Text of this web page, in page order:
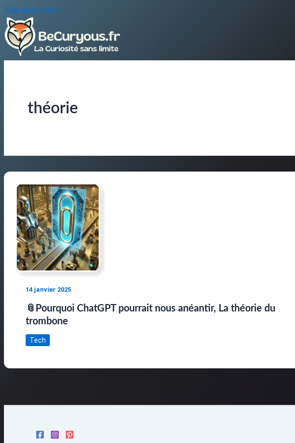
Aller au contenu
théorie
14 janvier 2025
📎Pourquoi ChatGPT pourrait nous anéantir, La théorie du
trombone
Tech